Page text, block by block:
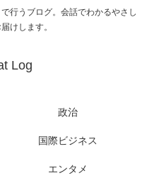
行うブログ。会話でわかるやさし
けします。
Log
政治
国際ビジネス
エンタメ